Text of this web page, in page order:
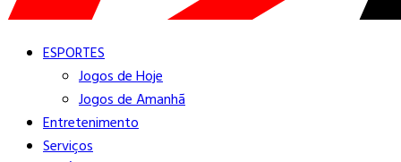
ESPORTES
Jogos de Hoje
Jogos de Amanhã
Entretenimento
Serviços